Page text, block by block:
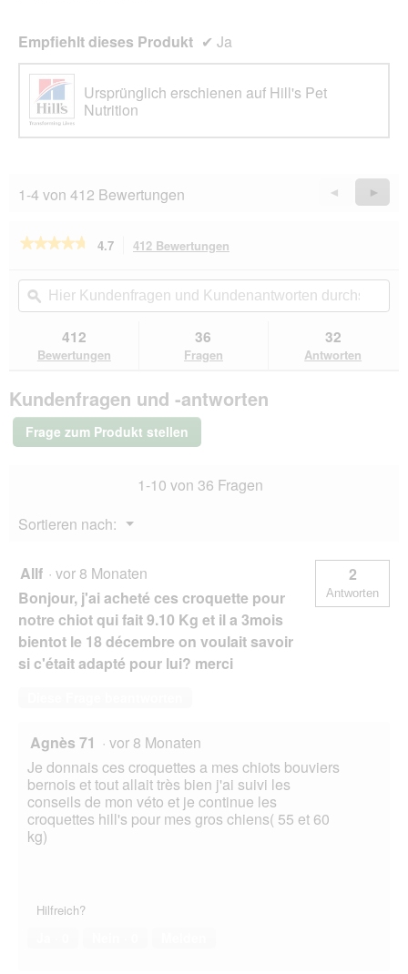
Empfiehlt dieses Produkt ✔ Ja
Ursprünglich erschienen auf Hill's Pet
Nutrition
1-4 von 412 Bewertungen
Zurück
Reviews
◄
Weiter
►
★★★★★
★★★★★
5
lesen
Hill's
Trockenfutter
Large
Breed
kg
4.7 412 Bewertungen
Aktion
navigierst
du
Bewertungen.
Hier
Kundenfragen
und
Kundenantworten
durchsuchen
ϙ
412
Bewertungen
36
Fragen
32
Antworten
Kundenfragen und -antworten
Frage zum Produkt stellen
1-10 von 36 Fragen
Sortieren nach:
▼
Menü
Allf · vor 8 Monaten
Bonjour, j'ai acheté ces croquette pour
notre chiot qui fait 9.10 Kg et il a 3mois
bientot le 18 décembre on voulait savoir
si c'était adapté pour lui? merci
2
Antworten
Agnès 71 · vor 8 Monaten
Je donnais ces croquettes a mes chiots bouviers
bernois et tout allait très bien j'ai suivi les
conseils de mon véto et je continue les
croquettes hill's pour mes gros chiens( 55 et 60
kg)
Hilfreich?